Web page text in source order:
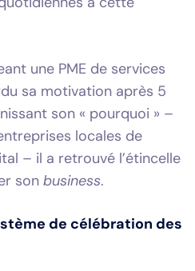
une PME de services
sa motivation après 5
son « pourquoi » –
locales de
– il a retrouvé l’étincelle
son business.
de célébration des